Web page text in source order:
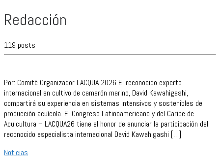
Redacción
119 posts
Por: Comité Organizador LACQUA 2026 El reconocido experto
internacional en cultivo de camarón marino, David Kawahigashi,
compartirá su experiencia en sistemas intensivos y sostenibles de
producción acuícola. El Congreso Latinoamericano y del Caribe de
Acuicultura – LACQUA26 tiene el honor de anunciar la participación del
reconocido especialista internacional David Kawahigashi […]
Noticias